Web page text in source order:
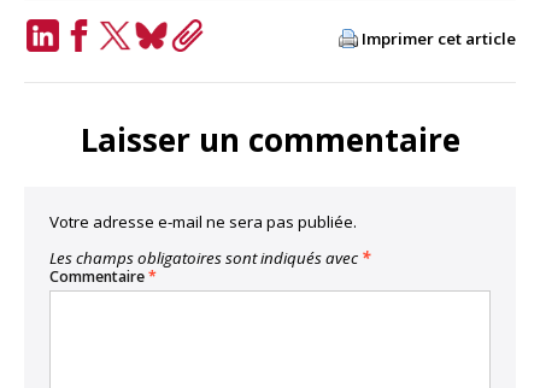
Imprimer cet article
Laisser un commentaire
Votre adresse e-mail ne sera pas publiée.
Les champs obligatoires sont indiqués avec *
Commentaire*